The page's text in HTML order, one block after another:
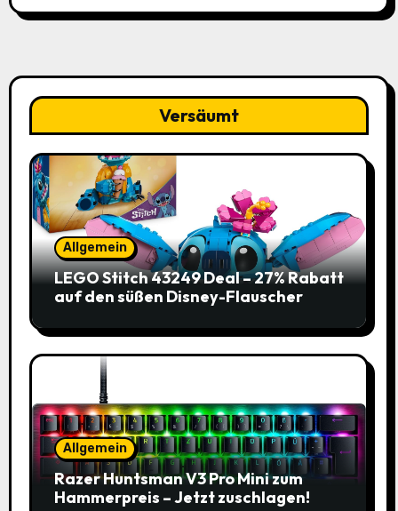
Versäumt
Allgemein
LEGO Stitch 43249 Deal – 27% Rabatt
auf den süßen Disney-Flauscher
Allgemein
Razer Huntsman V3 Pro Mini zum
Hammerpreis – Jetzt zuschlagen!